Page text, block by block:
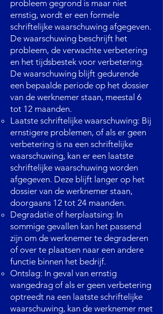
probleem gegrond is maar niet
ernstig, wordt er een formele
schriftelijke waarschuwing afgegeven.
De waarschuwing beschrijft het
probleem, de verwachte verbetering
en het tijdsbestek voor verbetering.
De waarschuwing blijft gedurende
een bepaalde periode op het dossier
van de werknemer staan, meestal 6
tot 12 maanden.
Laatste schriftelijke waarschuwing: Bij
ernstigere problemen, of als er geen
verbetering is na een schriftelijke
waarschuwing, kan er een laatste
schriftelijke waarschuwing worden
afgegeven. Deze blijft langer op het
dossier van de werknemer staan,
doorgaans 12 tot 24 maanden.
Degradatie of herplaatsing: In
sommige gevallen kan het passend
zijn om de werknemer te degraderen
of over te plaatsen naar een andere
functie binnen het bedrijf.
Ontslag: In geval van ernstig
wangedrag of als er geen verbetering
optreedt na een laatste schriftelijke
waarschuwing, kan de werknemer met